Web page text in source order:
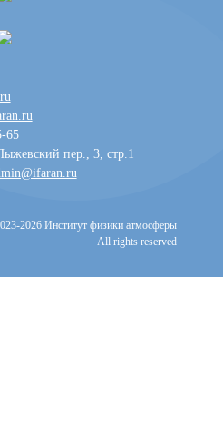
65
пер., 3, стр.1
2026 Институт физики атмосферы
All rights reserved